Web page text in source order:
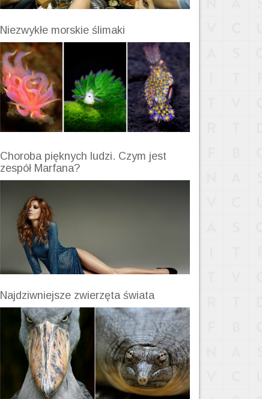
Niezwykłe morskie ślimaki
Choroba pięknych ludzi. Czym jest
zespół Marfana?
Najdziwniejsze zwierzęta świata